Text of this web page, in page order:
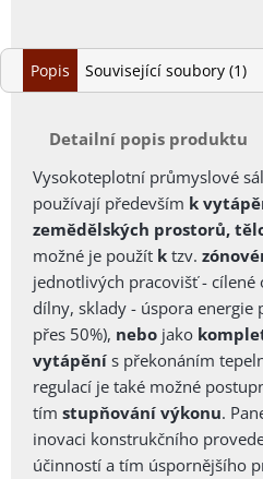
Popis Související soubory (1)
Detailní popis produktu
Vysokoteplotní průmyslové
používají především k
zemědělských prostorů,
možné je použít k tzv.
jednotlivých pracovišť - cílené
dílny, sklady - úspora
přes 50%), nebo jako
vytápění s překonáním
regulací je také možné
tím stupňování výkonu.
inovaci konstrukčního
účinností a tím úspornějšího